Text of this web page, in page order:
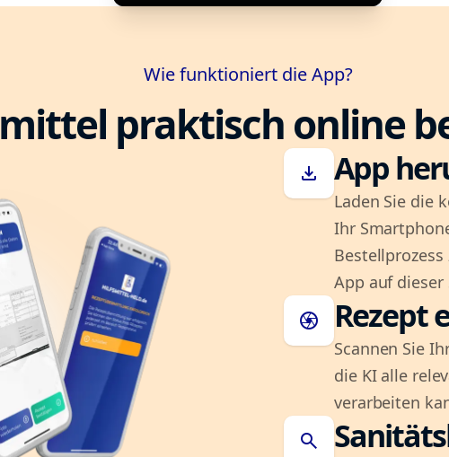
Wie funktioniert die App?
praktisch online
download App
Laden Sie die
Ihr
App auf dieser
camera Rezept
Scannen Sie
die KI alle
verarbeiten
search